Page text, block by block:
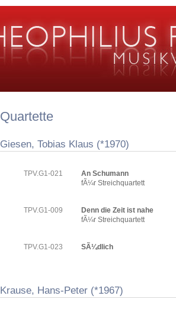
Quartette
Giesen, Tobias Klaus (*1970)
TPV.G1-021
An Schumann
fÃ¼r Streichquartett
TPV.G1-009
Denn die Zeit ist nahe
fÃ¼r Streichquartett
TPV.G1-023 SÃ¼dlich
Krause, Hans-Peter (*1967)